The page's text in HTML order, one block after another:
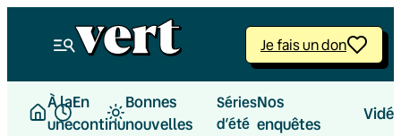
Je fais un don
À la
une
En
continu
Bonnes
nouvelles
Séries
d’été
Nos
enquêtes